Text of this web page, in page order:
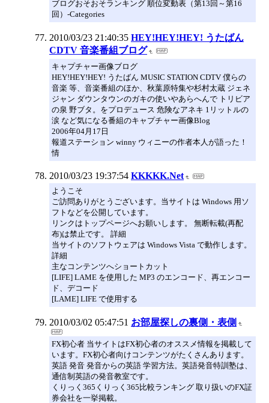
ブログおそおそランキング 順位変動表（第13回～第16
回）-Categories
2010/03/23 21:40:35 HEY!HEY!HEY! うたばん
CDTV 音楽番組ブログ
キャプチャー画像ブログ
HEY!HEY!HEY! うたばん MUSIC STATION CDTV 僕らの
音楽 等、音楽番組のほか、秋葉原特集や杉村太蔵 ジェネ
ジャン ダウンタウンのガキの使いやあらへんで トリビア
の泉 野ブタ。をプロデュース 危険なアネキ 1リットルの
涙 など気になる番組のキャプチャー画像Blog
2006年04月17日
報道ステーション winny ウィニーの作者本人が語った！
情
2010/03/23 19:37:54 KKKKK.Net
ようこそ
ご訪問ありがとうございます。当サイトは Windows 用ソ
フトなどを公開しています。
リンクはトップページへお願いします。 無断転載(再配
布)は禁止です。 詳細
当サイトのソフトウェアは Windows Vista で動作します。
詳細
主なコンテンツへショートカット
[LIFE] LAME を使用した MP3 のエンコード、再エンコー
ド、デコード
[LAME] LIFE で使用する
2010/03/02 05:47:51 お部屋探しの裏側・表側
FX初心者 当サイトはFX初心者のオススメ情報を掲載して
います。FX初心者向けコンテンツがたくさんあります。
英語 発音 発音からの英語 学習方法。英語発音特訓塾は、
通信制英語の発音教室です。
くりっく365くりっく365比較ランキング 取り扱いのFX証
券会社を一挙掲載。